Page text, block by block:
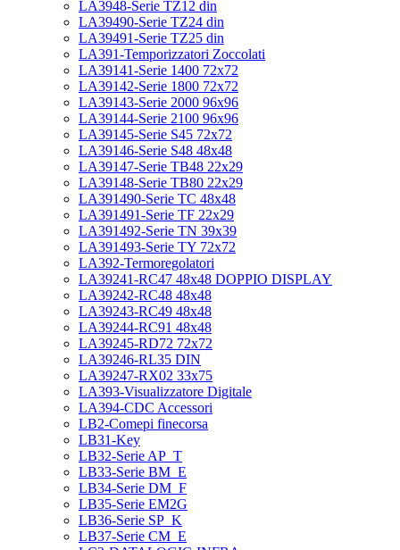
LA3948-Serie TZ12 din
LA39490-Serie TZ24 din
LA39491-Serie TZ25 din
LA391-Temporizzatori Zoccolati
LA39141-Serie 1400 72x72
LA39142-Serie 1800 72x72
LA39143-Serie 2000 96x96
LA39144-Serie 2100 96x96
LA39145-Serie S45 72x72
LA39146-Serie S48 48x48
LA39147-Serie TB48 22x29
LA39148-Serie TB80 22x29
LA391490-Serie TC 48x48
LA391491-Serie TF 22x29
LA391492-Serie TN 39x39
LA391493-Serie TY 72x72
LA392-Termoregolatori
LA39241-RC47 48x48 DOPPIO DISPLAY
LA39242-RC48 48x48
LA39243-RC49 48x48
LA39244-RC91 48x48
LA39245-RD72 72x72
LA39246-RL35 DIN
LA39247-RX02 33x75
LA393-Visualizzatore Digitale
LA394-CDC Accessori
LB2-Comepi finecorsa
LB31-Key
LB32-Serie AP_T
LB33-Serie BM_E
LB34-Serie DM_F
LB35-Serie EM2G
LB36-Serie SP_K
LB37-Serie CM_E